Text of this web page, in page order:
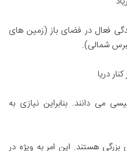
فعال در فضای باز (زمین های
شمالی).
دریا
می دانند. بنابراین نیازی به
بزرگی هستند. این امر به ویژه در